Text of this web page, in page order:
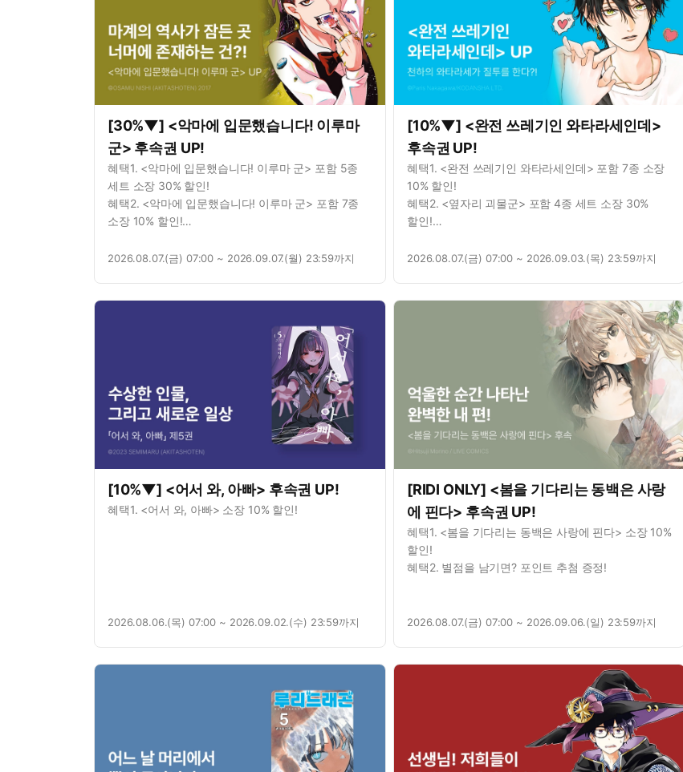
[30%▼] <악마에 입문했습니다! 이루마
군> 후속권 UP!
혜택1. <악마에 입문했습니다! 이루마 군> 포함 5종
세트 소장 30% 할인!
혜택2. <악마에 입문했습니다! 이루마 군> 포함 7종
소장 10% 할인!
대여 10% 할인!
2026.08.07.(금) 07:00 ~ 2026.09.07.(월) 23:59까지
[10%▼] <완전 쓰레기인 와타라세인데>
후속권 UP!
혜택1. <완전 쓰레기인 와타라세인데> 포함 7종 소장
10% 할인!
혜택2. <옆자리 괴물군> 포함 4종 세트 소장 30%
할인!
혜택5. <옆자리 괴물군> 연재 포함 3종 총 21화 무료!
2026.08.07.(금) 07:00 ~ 2026.09.03.(목) 23:59까지
[10%▼] <어서 와, 아빠> 후속권 UP!
혜택1. <어서 와, 아빠> 소장 10% 할인!
2026.08.06.(목) 07:00 ~ 2026.09.02.(수) 23:59까지
[RIDI ONLY] <봄을 기다리는 동백은 사랑
에 핀다> 후속권 UP!
혜택1. <봄을 기다리는 동백은 사랑에 핀다> 소장 10%
할인!
혜택2. 별점을 남기면? 포인트 추첨 증정!
2026.08.07.(금) 07:00 ~ 2026.09.06.(일) 23:59까지